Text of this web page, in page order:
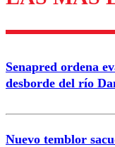
Correo
Senapred ordena
desborde del río
Nuevo temblor